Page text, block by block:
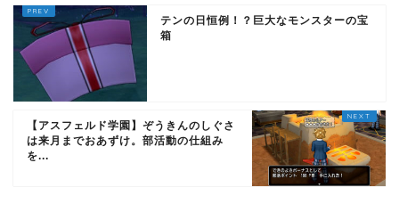
テンの日恒例！？巨大なモンスターの宝
箱
【アスフェルド学園】ぞうきんのしぐさ
は来月までおあずけ。部活動の仕組み
を...